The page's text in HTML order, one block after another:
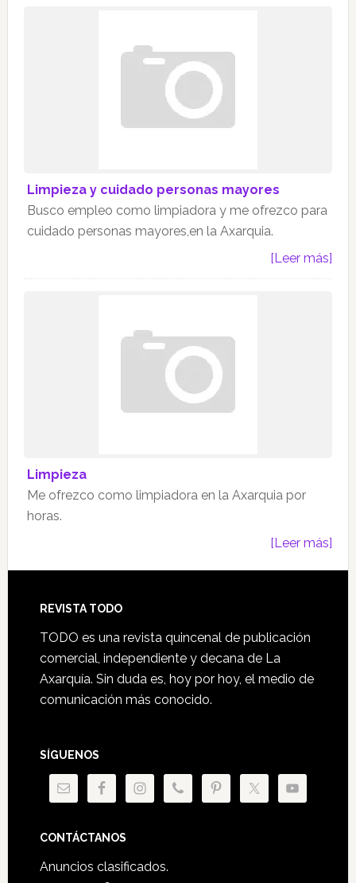
Limpieza y cuidado personas mayores
Busco empleo como limpiadora y me ofrezco para
cuidado personas mayores,en la Axarquia.
[Leer más]
Limpieza
Me ofrezco como limpiadora en la Axarquia por
horas.
[Leer más]
Footer
REVISTA TODO
TODO es una revista quincenal de publicación
comercial, independiente y decana de La
Axarquía. Sin duda es, hoy por hoy, el medio de
comunicación más conocido.
SÍGUENOS
CONTÁCTANOS
Anuncios clasificados.